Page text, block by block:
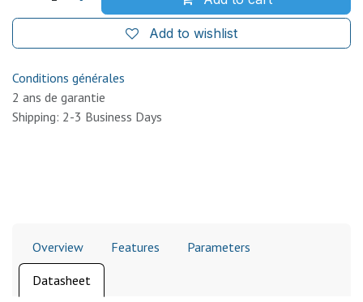
Add to wishlist
Conditions générales
2 ans de garantie
Shipping: 2-3 Business Days
Overview Features Parameters
Datasheet